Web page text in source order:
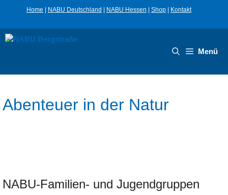
springenHome NABU Deutschland NABU Hessen Shop Kontakt
Menü
Abenteuer in der Natur
NABU-Familien- und Jugendgruppen